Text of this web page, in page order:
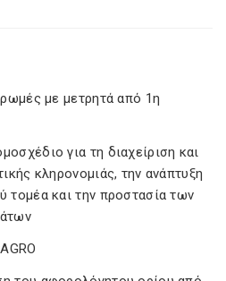
με μετρητά από 1η
για τη διαχείριση και
κληρονομιάς, την ανάπτυξη
τομέα και την προστασία των